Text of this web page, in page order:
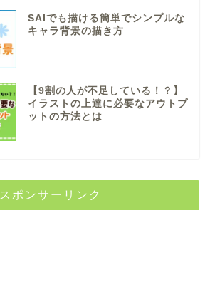
SAIでも描ける簡単でシンプルな
キャラ背景の描き方
【9割の人が不足している！？】
イラストの上達に必要なアウトプ
ットの方法とは
スポンサーリンク